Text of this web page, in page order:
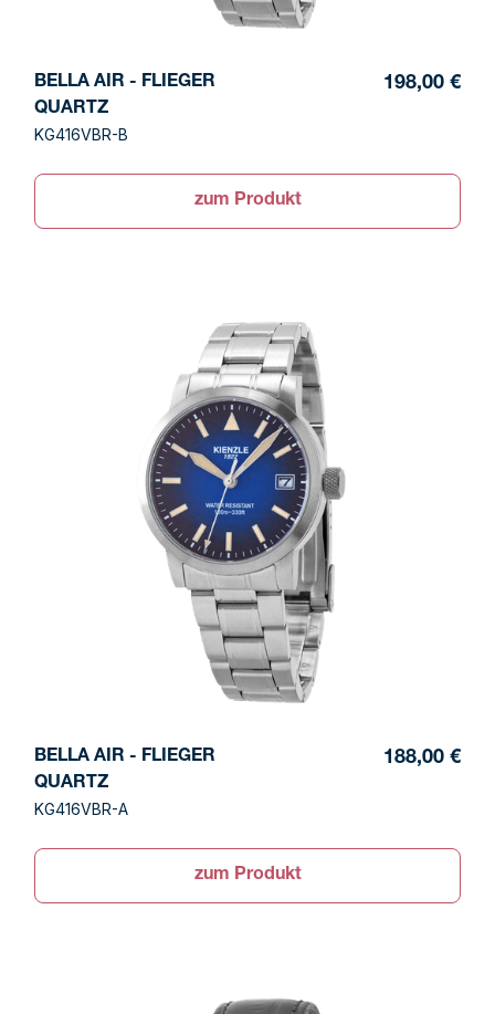
BELLA AIR - FLIEGER
QUARTZ
KG416VBR-B
198,00 €
zum Produkt
BELLA AIR - FLIEGER
QUARTZ
KG416VBR-A
188,00 €
zum Produkt